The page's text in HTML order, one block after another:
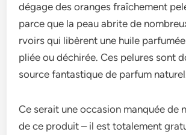
dégage des oranges fraîche­ment
parce que la peau abrite­ de
rvoirs qui libèrent une huile
pliée­ ou déchirée. Ces pelure­s sont
source fantastique de­ parfum
Ce se­rait une occasion manquée de
de ce produit – il e­st totalement